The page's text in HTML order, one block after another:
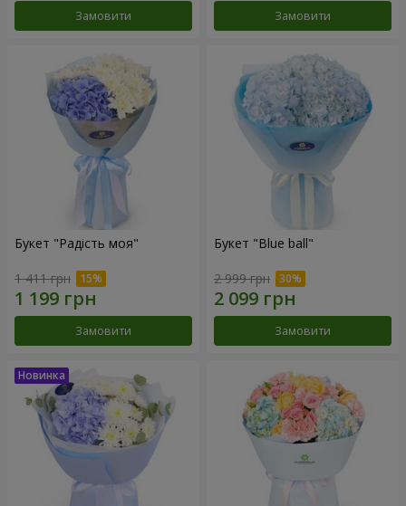
Замовити Замовити
Букет "Радість моя"
1 411 грн
Замовити
Букет "Blue ball"
2 999 грн
Замовити